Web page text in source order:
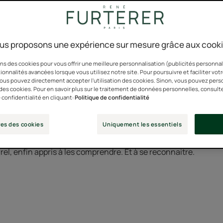
vraie nature de mes
d'un geste ,ce si beau volume c'est "ma matière à
franco-togolaise, et porte avec grâce une évidente
l’audiovisuel, la publicité et l’évènementiel, elle aime
toujours la beauté dans sa globalité. Ses boucles infimes
visage et dégagent une énergie communicative. Elle, son
Ça n’a pas toujours été le cas. Nathalie, en acceptant il y
enfin appris à les comprendre. Et à se reconnaitre.
proposons une expérience sur mesure grâce aux
des cookies pour vous offrir une meilleure personnalisation (publicités
avancées lorsque vous utilisez notre site. Pour poursuivre et faciliter
pouvez directement accepter l'utilisation des cookies. Sinon, vous pouvez
cookies. Pour en savoir plus sur le traitement de données personnelles,
en cliquant:Politique de confidentialité
des cookies Uniquement les essentiels